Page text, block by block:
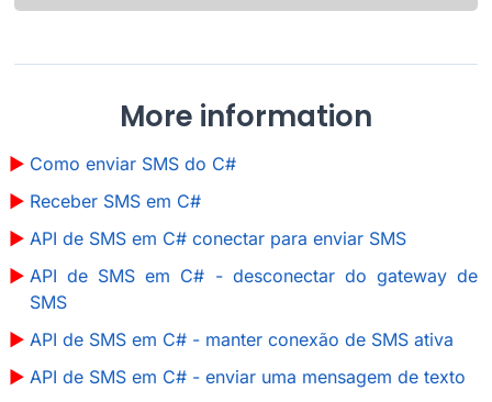
More information
Como enviar SMS do C#
Receber SMS em C#
API de SMS em C# conectar para enviar SMS
API de SMS em C# - desconectar do gateway de
SMS
API de SMS em C# - manter conexão de SMS ativa
API de SMS em C# - enviar uma mensagem de texto